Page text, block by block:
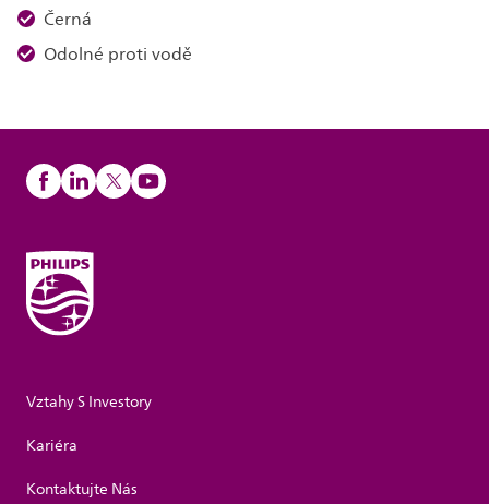
Černá
Odolné proti vodě
Vztahy S Investory
Kariéra
Kontaktujte Nás